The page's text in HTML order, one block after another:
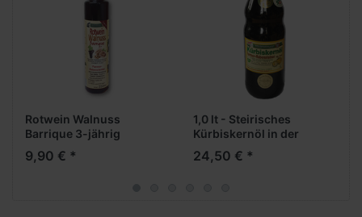
Rotwein Walnuss
Barrique 3-jährig
9,90 € *
1,0 lt - Steirisches
Kürbiskernöl in der
Standardflasche
24,50 € *